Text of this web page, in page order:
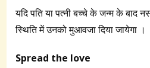
यदि पति या पत्नी बच्चे के जन्म के बाद
स्थिति में उनको मुआवजा दिया जायेगा ।
Spread the love